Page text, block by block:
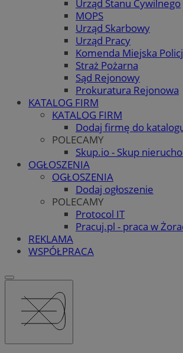
Urząd Stanu Cywilnego
MOPS
Urząd Skarbowy
Urząd Pracy
Komenda Miejska
Straż Pożarna
Sąd Rejonowy
Prokuratura Rejonowa
KATALOG FIRM
KATALOG FIRM
Dodaj firmę do
POLECAMY
Skup.io - Skup
OGŁOSZENIA
OGŁOSZENIA
Dodaj ogłoszenie
POLECAMY
Protocol IT
Pracuj.pl - praca w
REKLAMA
WSPÓŁPRACA